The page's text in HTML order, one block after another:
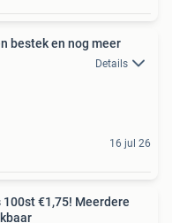
bestek en nog meer
Details
16 jul 26
€1,75! Meerdere